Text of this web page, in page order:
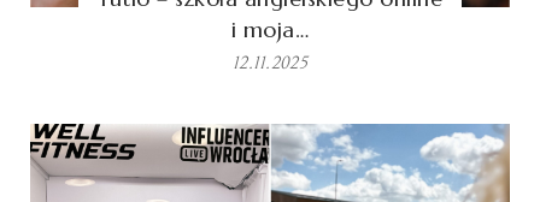
i moja…
12.11.2025